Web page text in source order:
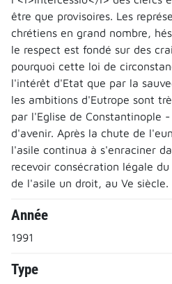
être que provisoires. Les
chrétiens en grand nombre,
le respect est fondé sur des
pourquoi cette loi de
l'intérêt d'Etat que par la
les ambitions d'Eutrope sont
par l'Eglise de Constantinople
d'avenir. Après la chute de
l'asile continua à s'enraciner
recevoir consécration légale
de l'asile un droit, au Ve siècle.
Année
1991
Type